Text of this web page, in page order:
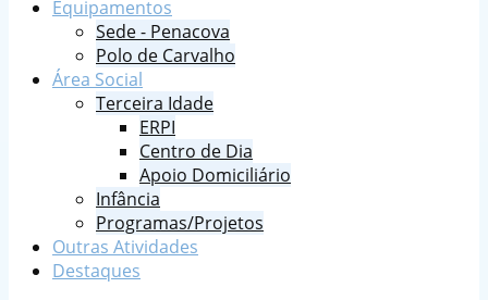
Equipamentos
Sede - Penacova
Polo de Carvalho
Área Social
Terceira Idade
ERPI
Centro de Dia
Apoio Domiciliário
Infância
Programas/Projetos
Outras Atividades
Destaques